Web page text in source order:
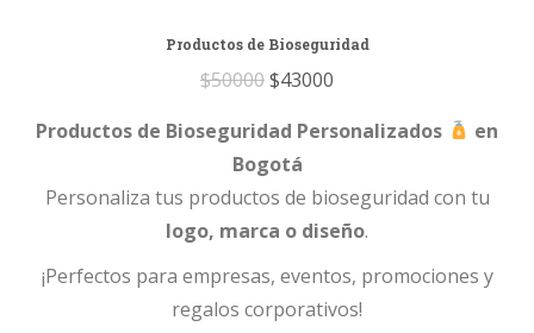
Productos de Bioseguridad
$50000Original
was:
$50000.
$43000
is:
Productos de Bioseguridad Personalizados
en
Bogotá
Personaliza tus productos de bioseguridad con tu
logo, marca o diseño.
¡Perfectos para empresas, eventos, promociones y
regalos corporativos!